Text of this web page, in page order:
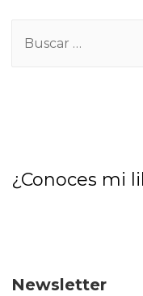
¿Conoces mi
Newsletter